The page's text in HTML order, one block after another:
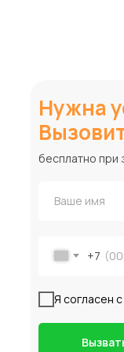
Нужна
+7
Я согласен с
бесплатно при